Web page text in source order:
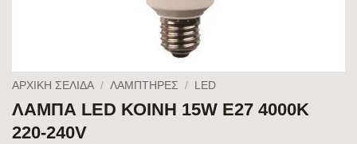
ΑΡΧΙΚΉ ΣΕΛΊΔΑ / ΛΑΜΠΤΗΡΕΣ / LED
ΛΑΜΠΑ LED ΚΟΙΝΗ 15W Ε27 4000K
220-240V